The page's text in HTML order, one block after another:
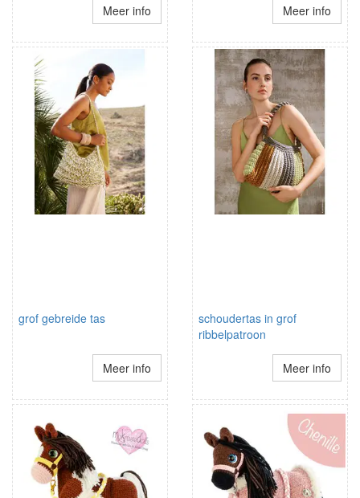
Meer info Meer info
grof gebreide tas
Meer info
schoudertas in grof
ribbelpatroon
Meer info